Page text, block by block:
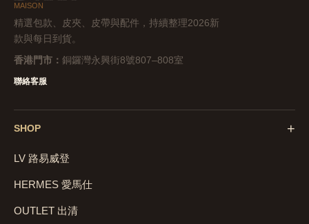
MAISON
精選包款、皮夾、皮帶與配件，持續整理2026新
款與每日到貨。
香港門市： 銅鑼灣永興街8號807–808室
聯絡客服
SHOP +
LV 路易威登
HERMES 愛馬仕
OUTLET 出清